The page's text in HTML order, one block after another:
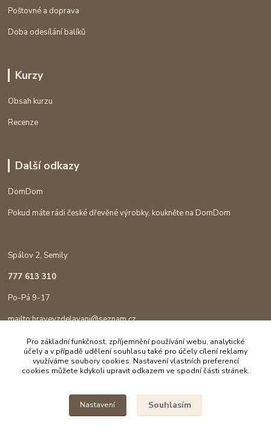
Poštovné a doprava
Doba odesílání balíků
Kurzy
Obsah kurzu
Recenze
Další odkazy
DomDom
Pokud máte rádi české dřevěné výrobky, koukněte na DomDom
Spálov 2, Semily
777 613 310
Po-Pá 9-17
mailto:hravevzdelavani@seznam.cz
Pro základní funkčnost, zpříjemnění používání webu, analytické
účely a v případě udělení souhlasu také pro účely cílení reklamy
využíváme soubory cookies. Nastavení vlastních preferencí
cookies můžete kdykoli upravit odkazem ve spodní části stránek.
Nastavení Souhlasím